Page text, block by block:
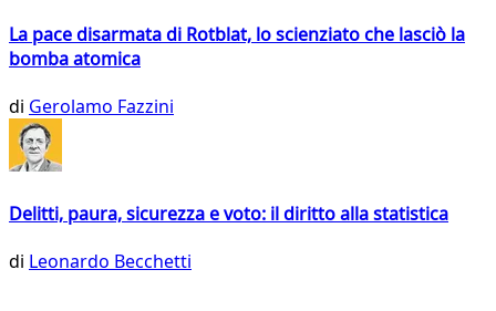
La pace disarmata di Rotblat, lo scienziato che lasciò la
bomba atomica
di Gerolamo Fazzini
Delitti, paura, sicurezza e voto: il diritto alla statistica
di Leonardo Becchetti